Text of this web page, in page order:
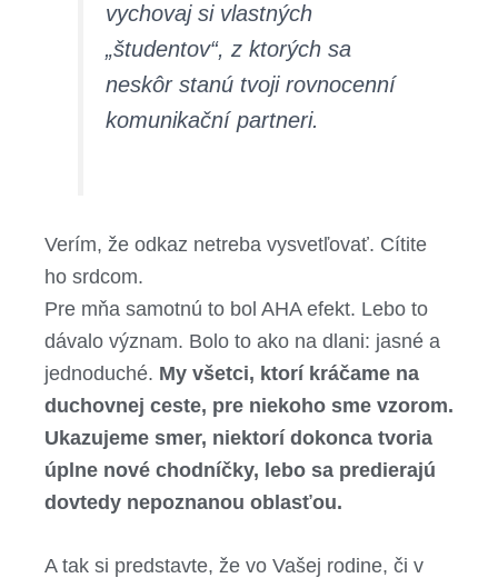
vychovaj si vlastných
„študentov“, z ktorých sa
neskôr stanú tvoji rovnocenní
komunikační partneri.
Verím, že odkaz netreba vysvetľovať. Cítite
ho srdcom.
Pre mňa samotnú to bol AHA efekt. Lebo to
dávalo význam. Bolo to ako na dlani: jasné a
jednoduché. My všetci, ktorí kráčame na
duchovnej ceste, pre niekoho sme vzorom.
Ukazujeme smer, niektorí dokonca tvoria
úplne nové chodníčky, lebo sa predierajú
dovtedy nepoznanou oblasťou.
A tak si predstavte, že vo Vašej rodine, či v